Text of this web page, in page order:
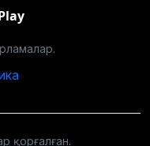
қорғалған.